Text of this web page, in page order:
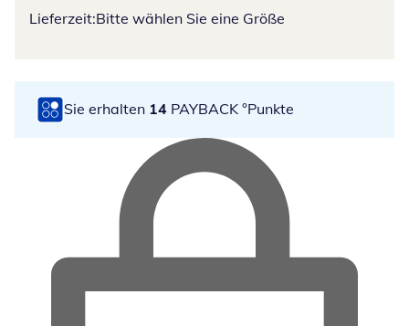
Lieferzeit:Bitte wählen Sie eine Größe
Sie erhalten 14 PAYBACK °Punkte